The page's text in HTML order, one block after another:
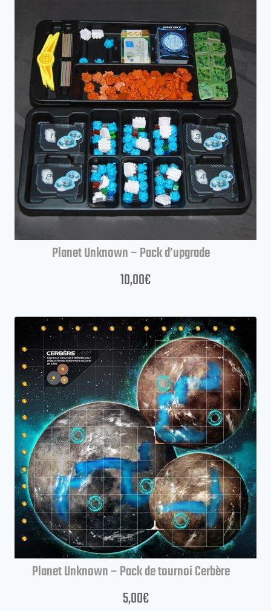
Planet Unknown – Pack d’upgrade
10,00€
Planet Unknown – Pack de tournoi Cerbère
5,00€